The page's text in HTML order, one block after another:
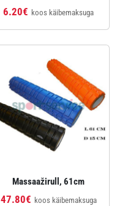
6.20€ koos käibemaksuga
Massaažirull, 61cm
47.80€ koos käibemaksuga